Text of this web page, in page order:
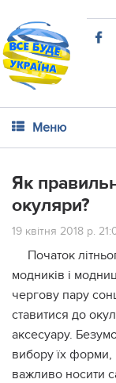
Меню
Як
окуляри?
19 квітня 2018 р.
Початок
модників і
чергову пару
ставитися до
аксесуару.
вибору їх форми,
важливо носити